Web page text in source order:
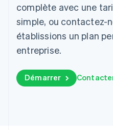
complète avec une
simple, ou contactez-
établissions un plan
entreprise.
Démarrer
Roumanie
English
Royaume-Uni
English
Singapour
Slovaquie
English